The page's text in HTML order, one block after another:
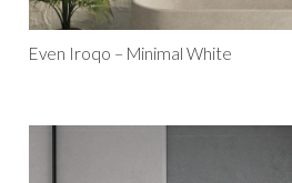
Even Iroqo – Minimal White